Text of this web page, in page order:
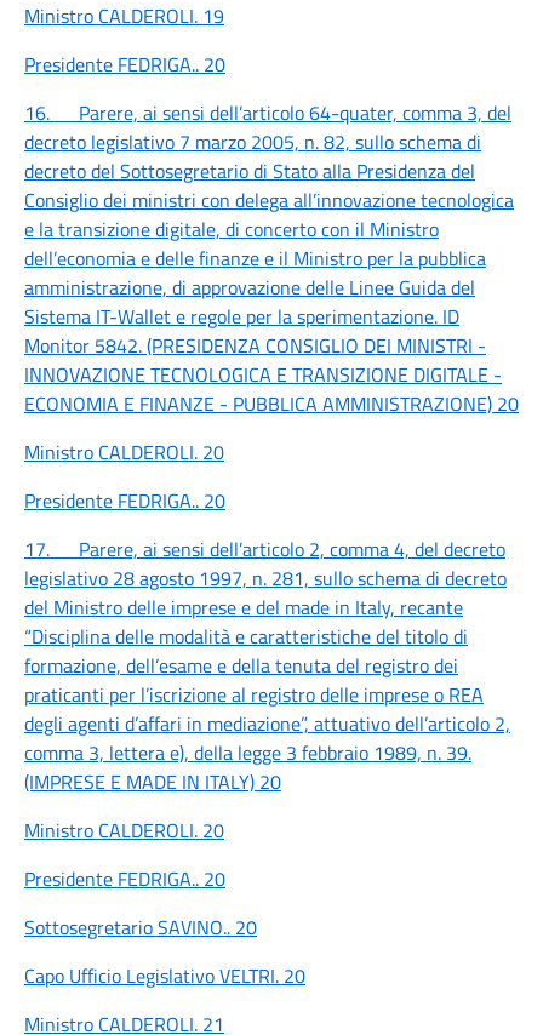
Ministro CALDEROLI. 19
Presidente FEDRIGA.. 20
16. Parere, ai sensi dell’articolo 64-quater, comma 3, del
decreto legislativo 7 marzo 2005, n. 82, sullo schema di
decreto del Sottosegretario di Stato alla Presidenza del
Consiglio dei ministri con delega all’innovazione tecnologica
e la transizione digitale, di concerto con il Ministro
dell’economia e delle finanze e il Ministro per la pubblica
amministrazione, di approvazione delle Linee Guida del
Sistema IT-Wallet e regole per la sperimentazione. ID
Monitor 5842. (PRESIDENZA CONSIGLIO DEI MINISTRI -
INNOVAZIONE TECNOLOGICA E TRANSIZIONE DIGITALE -
ECONOMIA E FINANZE - PUBBLICA AMMINISTRAZIONE) 20
Ministro CALDEROLI. 20
Presidente FEDRIGA.. 20
17. Parere, ai sensi dell’articolo 2, comma 4, del decreto
legislativo 28 agosto 1997, n. 281, sullo schema di decreto
del Ministro delle imprese e del made in Italy, recante
“Disciplina delle modalità e caratteristiche del titolo di
formazione, dell’esame e della tenuta del registro dei
praticanti per l’iscrizione al registro delle imprese o REA
degli agenti d’affari in mediazione”, attuativo dell’articolo 2,
comma 3, lettera e), della legge 3 febbraio 1989, n. 39.
(IMPRESE E MADE IN ITALY) 20
Ministro CALDEROLI. 20
Presidente FEDRIGA.. 20
Sottosegretario SAVINO.. 20
Capo Ufficio Legislativo VELTRI. 20
Ministro CALDEROLI. 21